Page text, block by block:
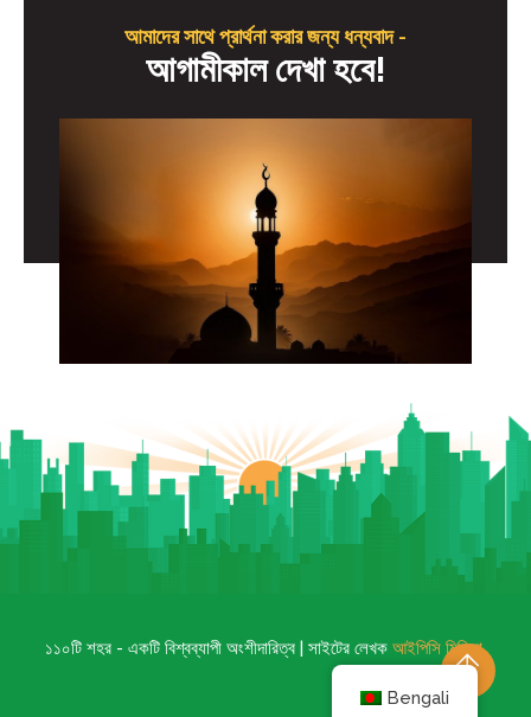
আমাদের সাথে প্রার্থনা করার জন্য ধন্যবাদ -
আগামীকাল দেখা হবে!
১১০টি শহর - একটি বিশ্বব্যাপী অংশীদারিত্ব | সাইটের লেখক আইপিসি মিডিয়া.
Bengali